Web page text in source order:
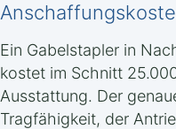
Ein Gabelstapler in
kostet im Schnitt
Ausstattung. Der
Tragfähigkeit, der